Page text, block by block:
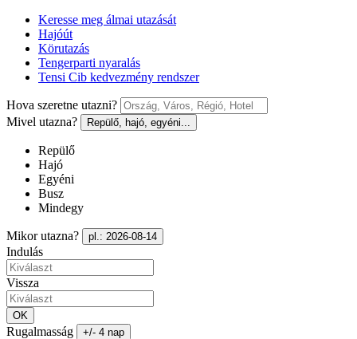
Keresse meg álmai utazását
Hajóút
Körutazás
Tengerparti nyaralás
Tensi Cib kedvezmény rendszer
Hova szeretne utazni?
Mivel utazna?
Repülő, hajó, egyéni...
Repülő
Hajó
Egyéni
Busz
Mindegy
Mikor utazna? pl.: 2026-08-14
Indulás
Vissza
OK
Rugalmasság +/- 4 nap